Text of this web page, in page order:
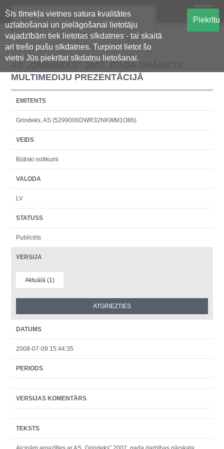
Šīs tīmekļa vietnes satura kvalitātes
uzlabošanai un pielāgošanai lietotāju
vajadzībām tiek lietotas sīkdatnes - tai skaitā
arī trešo pušu sīkdatnes. Turpinot lietot šo
vietni Jūs piekrītat sīkdatņu lietošanai.
Piekrītu
Oficiālā regulētās informācijas
centralizētā glabāšanas sistēma
AS „GRINDEKS” 2007. GADA GRĀMATA
MULTIMEDIJU PREZENTĀCIJĀ
EMITENTS
Grindeks, AS (5299006DWR32NKWM1O86)
VEIDS
Būtiski notikumi
VALODA
LV
STATUSS
Publicēts
VERSIJA
Aktuālā (1)
DATUMS
2008-07-09 15:44:35
PERIODS
VERSIJAS KOMENTĀRS
TEKSTS